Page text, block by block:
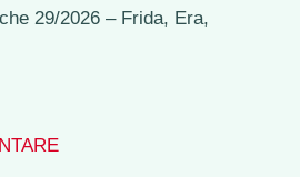
29/2026 – Frida, Era,